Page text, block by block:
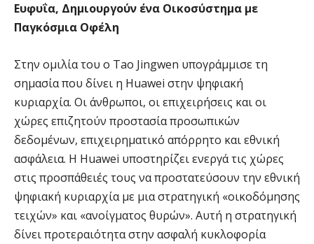
Ευφυΐα, Δημιουργούν ένα Οικοσύστημα με
Παγκόσμια Οφέλη
Στην ομιλία του ο Tao Jingwen υπογράμμισε τη
σημασία που δίνει η Huawei στην ψηφιακή
κυριαρχία. Οι άνθρωποι, οι επιχειρήσεις και οι
χώρες επιζητούν προστασία προσωπικών
δεδομένων, επιχειρηματικό απόρρητο και εθνική
ασφάλεια. Η Huawei υποστηρίζει ενεργά τις χώρες
στις προσπάθειές τους να προστατεύσουν την εθνική
ψηφιακή κυριαρχία με μια στρατηγική «οικοδόμησης
τειχών» και «ανοίγματος θυρών». Αυτή η στρατηγική
δίνει προτεραιότητα στην ασφαλή κυκλοφορία